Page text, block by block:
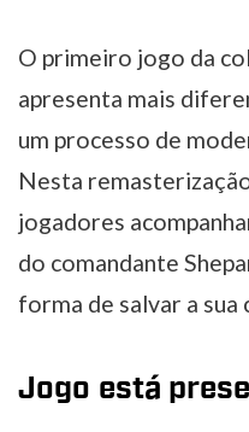
O primeiro jogo da
apresenta mais
um processo de
Nesta
jogadores
do comandante
forma de salvar a sua
Jogo está